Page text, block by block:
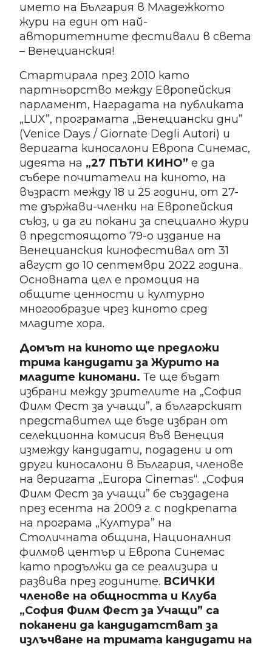
името на България в Младежкото
жури на един от най-
авторитетните фестивали в света
– Венецианския!
Стартирала през 2010 като
партньорство между Европейския
парламент, Наградата на публиката
„LUX”, програмата „Венециански дни”
(Venice Days / Giornate Degli Autori) и
веригата киносалони Европа Синемас,
идеята на „27 ПЪТИ КИНО” е да
събере почитатели на киното, на
възраст между 18 и 25 години, от 27-
те държави-членки на Европейския
съюз, и да ги покани за специално жури
в предстоящото 79-о издание на
Венецианския кинофестивал от 31
август до 10 септември 2022 година.
Основната цел е промоция на
общите ценности и културно
многообразие чрез киното сред
младите хора.
Домът на киното ще предложи
трима кандидати за Журито на
младите киномани. Те ще бъдат
избрани между зрителите на „София
Филм Фест за учащи”, а българският
представител ще бъде избран от
селекционна комисия във Венеция
измежду кандидати, подадени и от
други киносалони в България, членове
на веригата „Europa Cinemas“. „София
Филм Фест за учащи” бе създадена
през есента на 2009 г. с подкрепата
на програма „Култура” на
Столичната община, Националния
филмов център и Европа Синемас
като продължи да се реализира и
развива през годините. ВСИЧКИ
членове на общността и Клуба
„София Филм Фест за Учащи” са
поканени да кандидатстват за
излъчване на тримата кандидати на